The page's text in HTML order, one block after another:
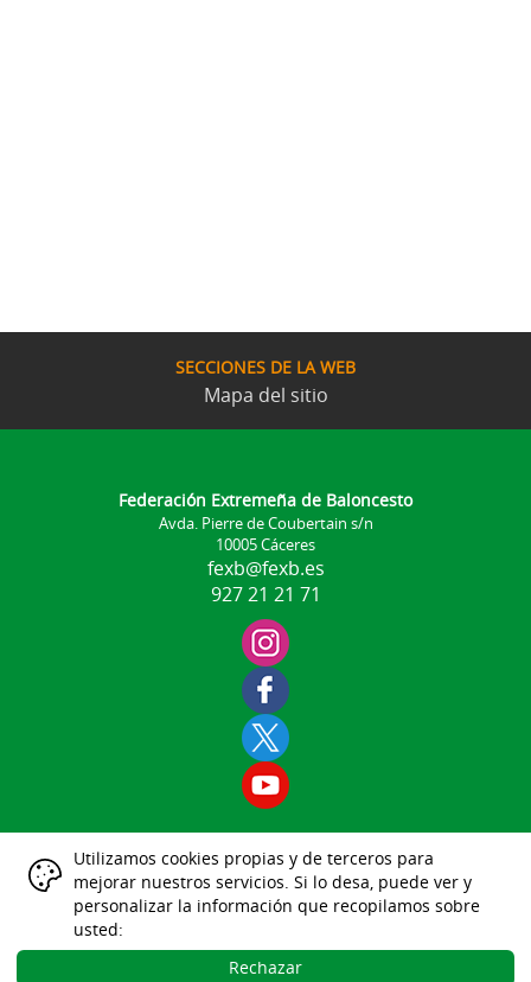
SECCIONES DE LA WEB
Mapa del sitio
Federación Extremeña de Baloncesto
Avda. Pierre de Coubertain s/n
10005 Cáceres
fexb@fexb.es
927 21 21 71
Aviso Legal
|
Datos Identificativos
||
Política de Cookies
||
Utilizamos cookies propias y de terceros para
mejorar nuestros servicios. Si lo desa, puede ver y
personalizar la información que recopilamos sobre
usted:
Rechazar